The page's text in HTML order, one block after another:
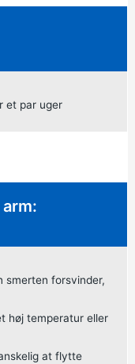
et par uger
smerten forsvinder,
høj temperatur eller
at flytte